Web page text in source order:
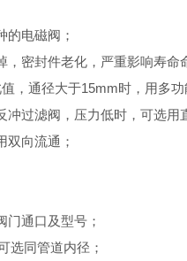
电磁阀；
密封件老化，严重影响寿命
通径大于15mm时，用多功
过滤阀，压力低时，可选用
向流通；
通口及型号；
同管道内径；